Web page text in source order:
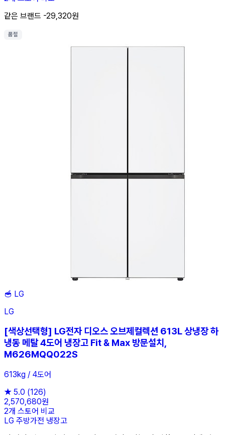
같은 브랜드 -29,320원
품절
🥣 LG
LG
[색상선택형] LG전자 디오스 오브제컬렉션 613L 상냉장 하
냉동 메탈 4도어 냉장고 Fit & Max 방문설치,
M626MQQ022S
613kg / 4도어
★ 5.0 (126)
2,570,680원
2개 스토어 비교
LG 주방가전 냉장고